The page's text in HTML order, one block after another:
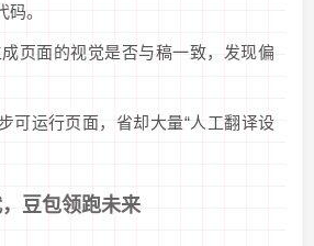
。
成页面的视觉是否与稿一致，发现偏
可运行页面，省却大量“人工翻译设
豆包领跑未来